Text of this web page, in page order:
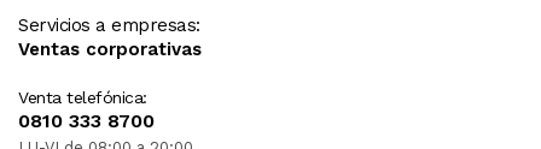
Servicios a empresas:
Ventas corporativas
Venta telefónica:
0810 333 8700